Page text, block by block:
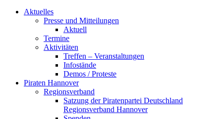
Aktuelles
Presse und Mitteilungen
Aktuell
Termine
Aktivitäten
Treffen – Veranstaltungen
Infostände
Demos / Proteste
Piraten Hannover
Regionsverband
Satzung der Piratenpartei Deutschland
Regionsverband Hannover